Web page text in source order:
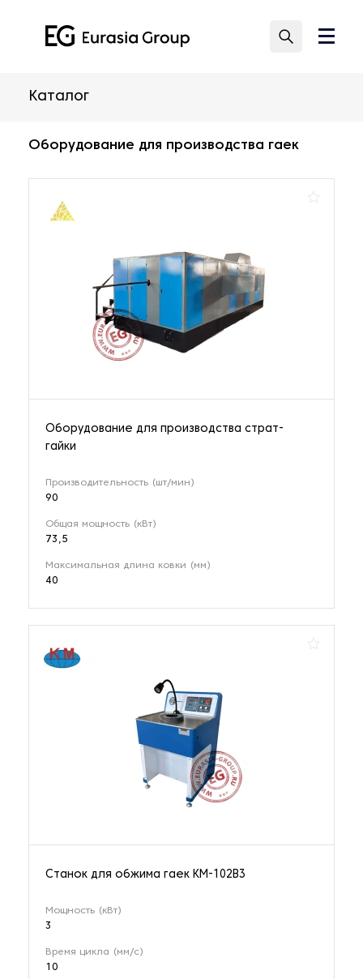
Каталог
Оборудование для производства гаек
Оборудование для производства страт-
гайки
Производительность (шт/мин)
90
Общая мощность (кВт)
73,5
Максимальная длина ковки (мм)
40
Станок для обжима гаек KM-102B3
Мощность (кВт)
3
Время цикла (мм/с)
10